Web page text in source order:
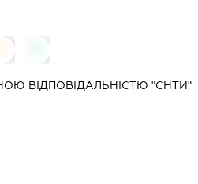
ВІДПОВІДАЛЬНІСТЮ "СНТИ"